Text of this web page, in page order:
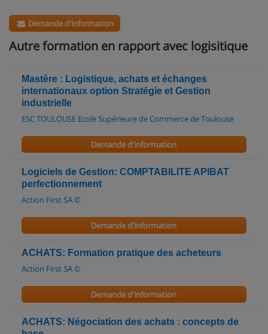
Demande d'information
Autre formation en rapport avec logisitique
Mastère : Logistique, achats et échanges
internationaux option Stratégie et Gestion
industrielle
ESC TOULOUSE Ecole Supérieure de Commerce de Toulouse
Demande d'information
Logiciels de Gestion: COMPTABILITE APIBAT
perfectionnement
Action First SA ©
Demande d'information
ACHATS: Formation pratique des acheteurs
Action First SA ©
Demande d'information
ACHATS: Négociation des achats : concepts de